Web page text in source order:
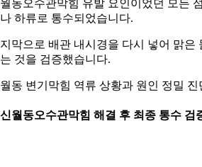
동오수관막힘 유발 요인이었던 모든
하류로 통수되었습니다.
막으로 배관 내시경을 다시 넣어 맑은
것을 검증했습니다.
동 변기막힘 역류 상황과 원인 정밀 진
월동오수관막힘 해결 후 최종 통수 검